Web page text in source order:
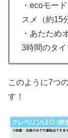
・ecoモー
スメ（約15
・あたため
3時間のタ
このように7つ
す！